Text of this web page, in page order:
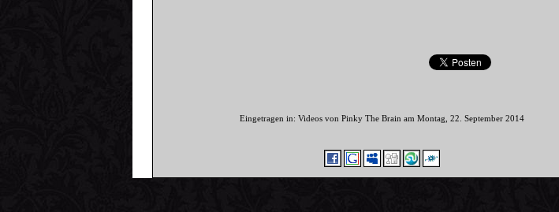
Eingetragen in: Videos von Pinky The Brain am Montag, 22. September 2014